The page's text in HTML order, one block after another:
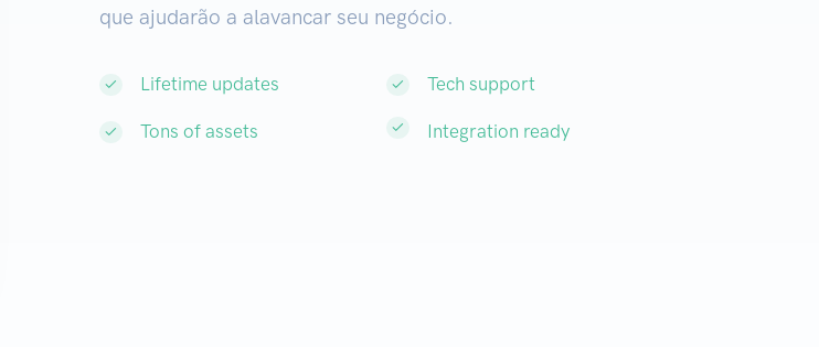
que ajudarão a alavancar seu negócio.
Lifetime updates
Tons of assets
Tech support
Integration ready